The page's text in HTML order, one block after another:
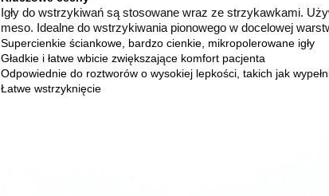
Igły do wstrzykiwań są stosowane wraz ze strzykawkami.
meso. Idealne do wstrzykiwania pionowego w docelowej
Supercienkie ściankowe, bardzo cienkie, mikropolerowane igły
Gładkie i łatwe wbicie zwiększające komfort pacjenta
Odpowiednie do roztworów o wysokiej lepkości, takich jak
Łatwe wstrzyknięcie